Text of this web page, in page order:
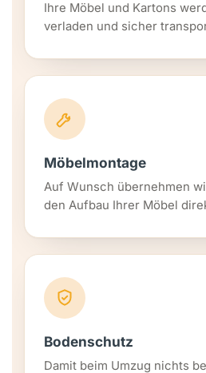
Ihre Möbel und Kartons
verladen und sicher
Möbelmontage
Auf Wunsch übernehmen
den Aufbau Ihrer Möbel
Bodenschutz
Damit beim Umzug nichts